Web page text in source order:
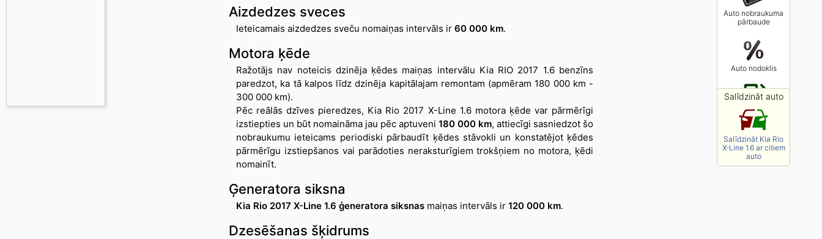
Auto nobraukuma
pārbaude
Auto nodoklis
Degvielas cenas
Salīdzināt auto
Salīdzināt Kia Rio
X-Line 1.6 ar citiem
auto
Aizdedzes sveces
Ieteicamais aizdedzes sveču nomaiņas intervāls ir 60 000 km.
Motora ķēde
Ražotājs nav noteicis dzinēja ķēdes maiņas intervālu Kia RIO 2017 1.6 benzīns
paredzot, ka tā kalpos līdz dzinēja kapitālajam remontam (apmēram 180 000 km -
300 000 km).
Pēc reālās dzīves pieredzes, Kia Rio 2017 X-Line 1.6 motora ķēde var pārmērīgi
izstiepties un būt nomaināma jau pēc aptuveni 180 000 km, attiecīgi sasniedzot šo
nobraukumu ieteicams periodiski pārbaudīt ķēdes stāvokli un konstatējot ķēdes
pārmērīgu izstiepšanos vai parādoties neraksturīgiem trokšņiem no motora, ķēdi
nomainīt.
Ģeneratora siksna
Kia Rio 2017 X-Line 1.6 ģeneratora siksnas maiņas intervāls ir 120 000 km.
Dzesēšanas šķidrums